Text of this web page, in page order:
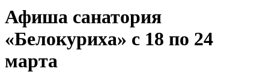
Афиша санатория
«Белокуриха» с 18 по 24
марта